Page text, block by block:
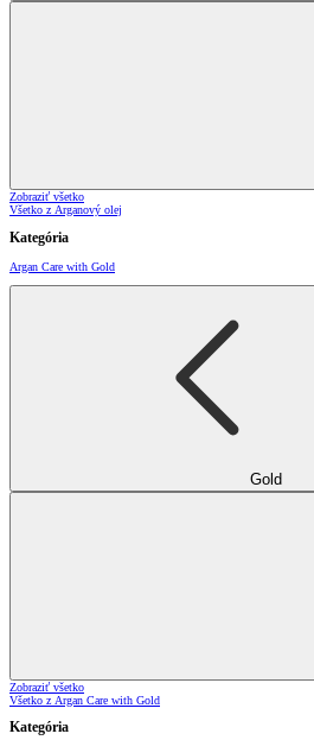
Zobraziť všetko
Všetko z Arganový olej
Kategória
Argan Care with Gold
Gold
Zobraziť všetko
Všetko z Argan Care with Gold
Kategória